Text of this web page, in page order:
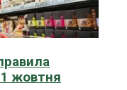
1 жовтня